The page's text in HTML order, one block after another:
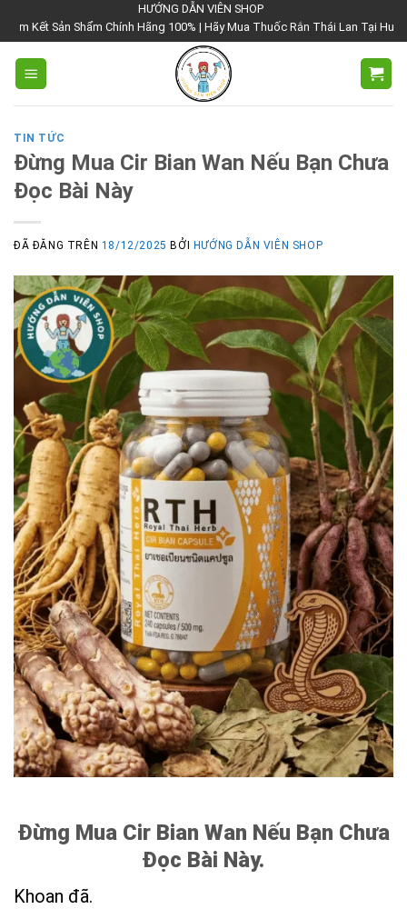
đến
nội
dung
HƯỚNG DẪN VIÊN SHOP
Shẩm Chính Hãng 100% | Hãy Mua Thuốc Rắn Thái Lan Tại Hướng Dẫn Viên
TIN TỨC
Đừng Mua Cir Bian Wan Nếu Bạn Chưa
Đọc Bài Này
ĐÃ ĐĂNG TRÊN 18/12/2025 BỞI HƯỚNG DẪN VIÊN SHOP
Đừng Mua Cir Bian Wan Nếu Bạn Chưa
Đọc Bài Này.
Khoan đã.